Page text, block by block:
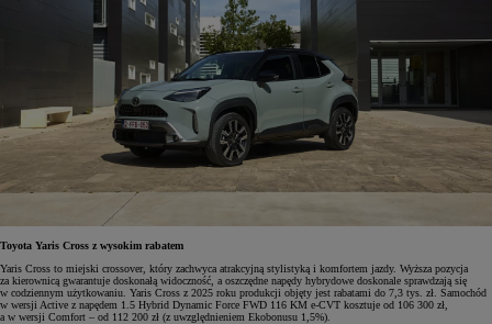
Toyota Yaris Cross z wysokim rabatem
Yaris Cross to miejski crossover, który zachwyca atrakcyjną stylistyką i komfortem jazdy. Wyższa pozycja
za kierownicą gwarantuje doskonałą widoczność, a oszczędne napędy hybrydowe doskonale sprawdzają się
w codziennym użytkowaniu. Yaris Cross z 2025 roku produkcji objęty jest rabatami do 7,3 tys. zł. Samochód
w wersji Active z napędem 1.5 Hybrid Dynamic Force FWD 116 KM e-CVT kosztuje od 106 300 zł,
a w wersji Comfort – od 112 200 zł (z uwzględnieniem Ekobonusu 1,5%).